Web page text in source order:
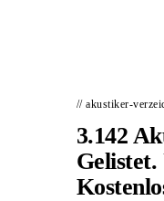
// akustiker-
3.142
Gelistet.